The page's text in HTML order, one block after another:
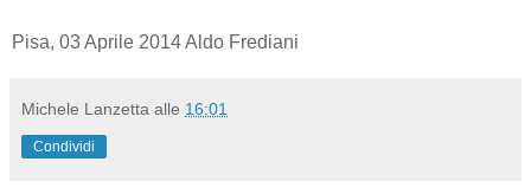
Pisa, 03 Aprile 2014 Aldo Frediani
Michele Lanzetta alle 16:01
Condividi